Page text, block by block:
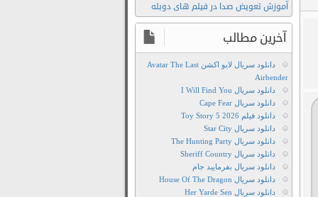
Download
Film
The
Standard
2020
تریلر
فیلم
The
Standard
2020
تماشای
آموزش تعویض صدا در فیلم های دوبله
آخرین مطالب
دانلود سریال لایو اکشن Avatar The Last
Airbender
دانلود سریال I Will Find You
دانلود سریال Cape Fear
دانلود فیلم Toy Story 5 2026
دانلود سریال Star City
دانلود سریال The Hunting Party
دانلود سریال Sheriff Country
دانلود سریال بفرمایید جام
دانلود سریال House Of The Dragon
دانلود سریال Her Yarde Sen